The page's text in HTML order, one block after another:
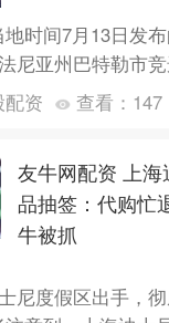
时间7月13日发
尼亚州巴特勒市
可避免的安全疏漏
资 查看： 147
友牛网配资 上
品抽签：代购忙
牛被抓
尼度假区出手，